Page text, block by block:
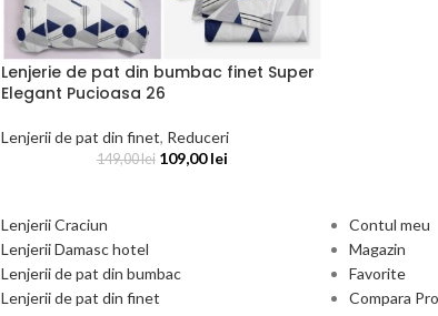
Lenjerie de pat din bumbac finet Super
Elegant Pucioasa 26
Lenjerii de pat din finet, Reduceri
149,00lei 109,00lei
Lenjerii Craciun
Lenjerii Damasc hotel
Lenjerii de pat din bumbac
Lenjerii de pat din finet
Contul meu
Magazin
Favorite
Compara